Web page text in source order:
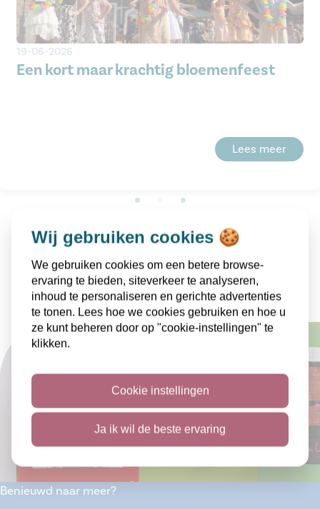
Alle nieuwsberichten
19-06-2026
Een kort maar krachtig bloemenfeest
Lees meer
Benieuwd naar meer?
Wij gebruiken cookies 🍪
We gebruiken cookies om een betere browse-
ervaring te bieden, siteverkeer te analyseren,
inhoud te personaliseren en gerichte advertenties
te tonen. Lees hoe we cookies gebruiken en hoe u
ze kunt beheren door op "cookie-instellingen" te
klikken.
Cookie instellingen
Ja ik wil de beste ervaring